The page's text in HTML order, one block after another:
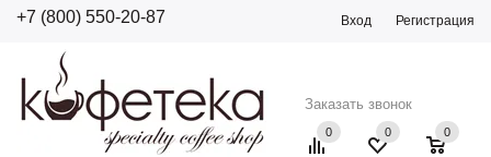
+7 (800) 550-20-87 Вход Регистрация
Заказать звонок
0 0
0